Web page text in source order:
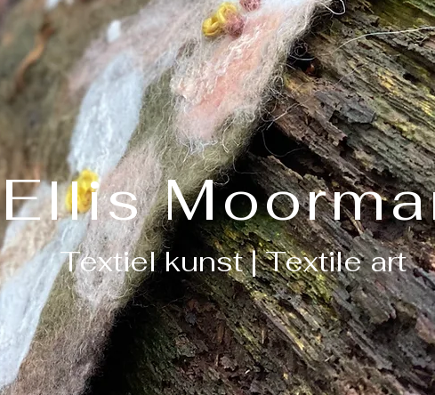
Ellis
Textiel kunst | Textile art